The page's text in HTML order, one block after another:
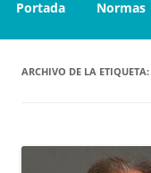
Portada Normas
ARCHIVO DE LA ETIQUETA: